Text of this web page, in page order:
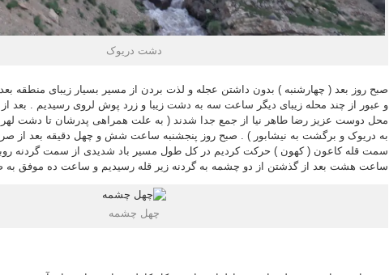
دشت دریوک
صبح روز بعد ( چهارشنبه ) بدون داشتن عجله و لذت بردن از مسیر بسیار زیبای منطقه
و عبور از چند محله زیبای دیگر ساعت سه به دشت زیبا و زرد پوش لروی رسیدیم . بعد
محل دوست عزیز رضا طاهر نیا از جمع جدا شدند ( به علت همراهی پدرشان تا دشت
به دریوک و برگشت به نیشابور ) . صبح روز پنجشنبه ساعت شش و چهل دقیقه بعد از
سمت قله کاعون ( کهون ) حرکت کردیم در کل طول مسیر باد شدیدی از سمت گردنه
ساعت هشت بعد از گذشتن از دو چشمه به گردنه زیر قله رسیدیم و ساعت ده موفق به
چهل چشمه